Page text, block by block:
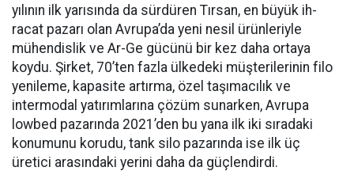
yılının ilk yarısında da sürdüren Tırsan, en büyük ih­
racat pazarı olan Avrupa’da yeni nesil ürünleriyle
mühendislik ve Ar-Ge gücünü bir kez daha orta­ya
koydu. Şirket, 70’ten fazla ül­kedeki müşterilerinin filo
yenile­me, kapasite artırma, özel taşıma­cılık ve
intermodal yatırımlarına çözüm sunarken, Avrupa
lowbed pazarında 2021’den bu yana ilk iki sıradaki
konumunu korudu, tank silo pazarında ise ilk üç
üretici arasındaki yerini daha da güçlen­dirdi.